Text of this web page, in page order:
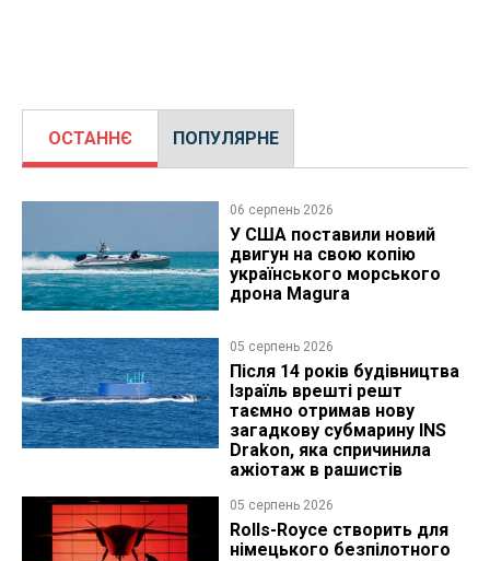
ОСТАННЄ ПОПУЛЯРНЕ
06 серпень 2026
У США поставили новий
двигун на свою копію
українського морського
дрона Magura
05 серпень 2026
Після 14 років будівництва
Ізраїль врешті решт
таємно отримав нову
загадкову субмарину INS
Drakon, яка спричинила
ажіотаж в рашистів
05 серпень 2026
Rolls-Royce створить для
німецького безпілотного